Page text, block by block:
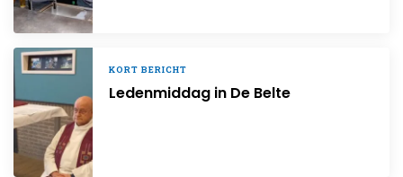
KORT BERICHT
Ledenmiddag in De Belte